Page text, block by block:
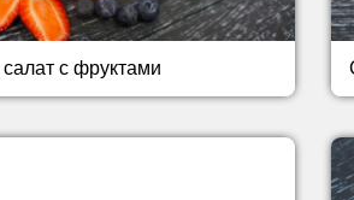
с фруктами